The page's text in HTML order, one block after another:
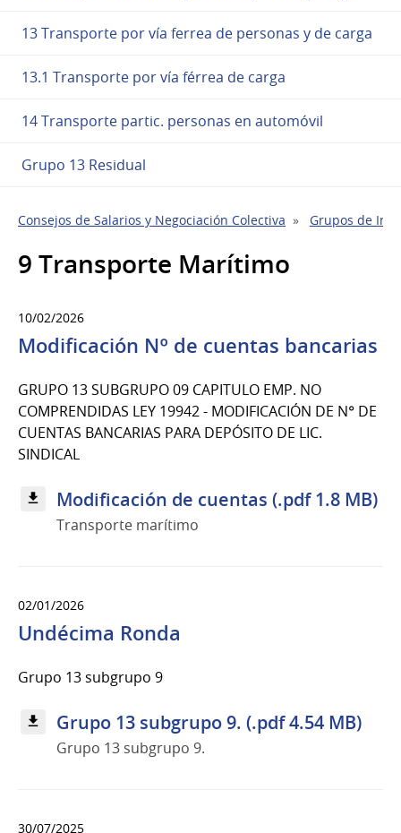
13 Transporte por vía ferrea de personas y de carga
13.1 Transporte por vía férrea de carga
14 Transporte partic. personas en automóvil
Grupo 13 Residual
Consejos de Salarios y Negociación Colectiva Grupos de
9 Transporte Marítimo
10/02/2026
Modificación Nº de cuentas bancarias
GRUPO 13 SUBGRUPO 09 CAPITULO EMP. NO
COMPRENDIDAS LEY 19942 - MODIFICACIÓN DE N° DE
CUENTAS BANCARIAS PARA DEPÓSITO DE LIC.
SINDICAL
Modificación de cuentas (.pdf 1.8 MB)
Transporte marítimo
02/01/2026
Undécima Ronda
Grupo 13 subgrupo 9
Grupo 13 subgrupo 9. (.pdf 4.54 MB)
Grupo 13 subgrupo 9.
30/07/2025